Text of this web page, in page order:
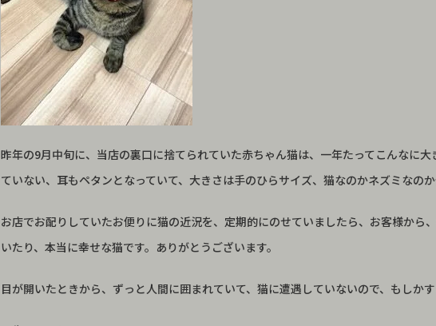
昨年の9月中旬に、当店の裏口に捨てられていた赤ちゃん猫は、一年たってこんなに
ていない、耳もペタンとなっていて、大きさは手のひらサイズ、猫なのかネズミなのか
お店でお配りしていたお便りに猫の近況を、定期的にのせていましたら、お客様から
いたり、本当に幸せな猫です。ありがとうございます。
目が開いたときから、ずっと人間に囲まれていて、猫に遭遇していないので、もしか